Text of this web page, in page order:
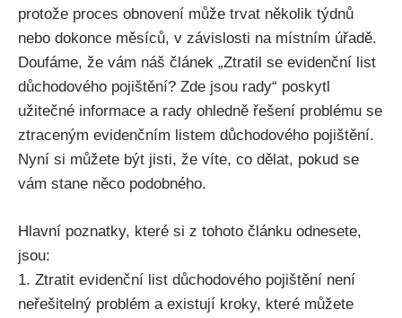
protože proces obnovení může trvat několik týdnů
nebo dokonce měsíců, v závislosti na místním úřadě.
Doufáme, že vám náš článek „Ztratil se evidenční list
důchodového pojištění? Zde jsou rady“ poskytl
užitečné informace a rady ohledně řešení problému se
ztraceným evidenčním listem důchodového pojištění.
Nyní si můžete být jisti, že víte, co dělat, pokud se
vám stane něco podobného.
Hlavní poznatky, které si z tohoto článku odnesete,
jsou:
1. Ztratit evidenční list důchodového pojištění není
neřešitelný problém a existují kroky, které můžete